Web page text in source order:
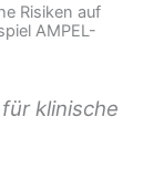
Risiken auf
AMPEL-
klinische